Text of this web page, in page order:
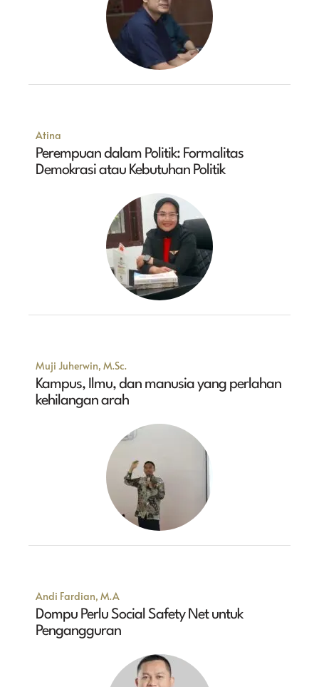
Atina
Perempuan dalam Politik: Formalitas
Demokrasi atau Kebutuhan Politik
Muji Juherwin, M.Sc.
Kampus, Ilmu, dan manusia yang perlahan
kehilangan arah
Andi Fardian, M.A
Dompu Perlu Social Safety Net untuk
Pengangguran